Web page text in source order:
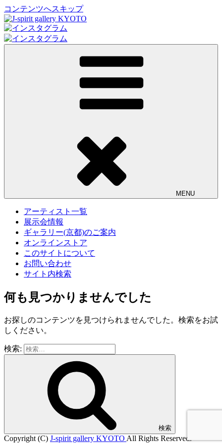
コンテンツへスキップ
J-spirit gallery KYOTO
J-spirit galleryは、明治期に建てられた京町家を改装したギャ
ラリーです。 ご縁を頂いております工芸作家、アーティスト
の方々の作品をご紹介しております。 お気軽にお問い合わ
せ、またお立ち寄り頂ければ幸甚です。
MENU
アーティスト一覧
展示会情報
ギャラリー(京都)のご案内
オンラインストア
このサイトについて
お問い合わせ
サイト内検索
何も見つかりませんでした
お探しのコンテンツを見つけられませんでした。検索をお試
しください。
検索:
検索
Copyright (C) J-spirit gallery KYOTO All Rights Reserved.